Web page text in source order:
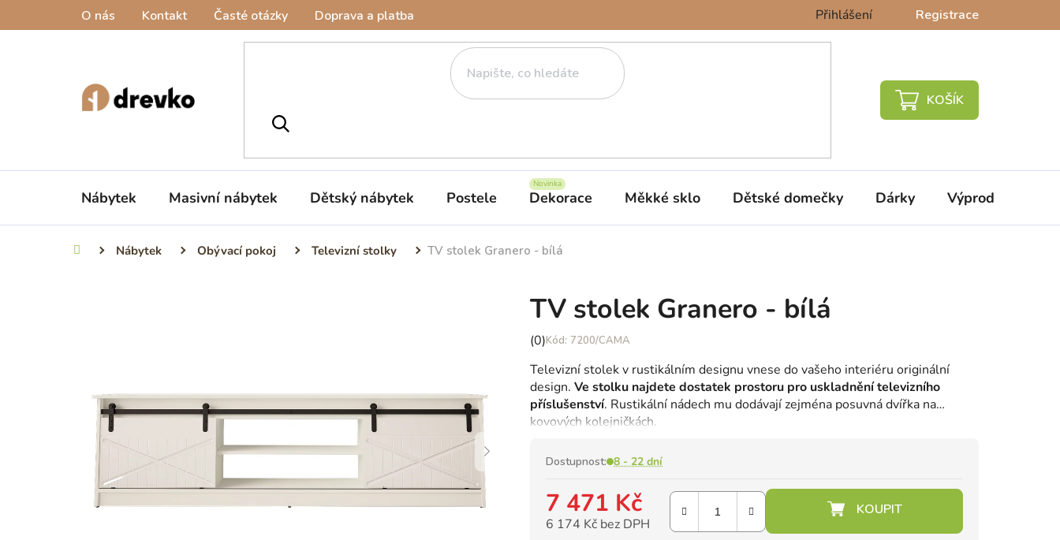
O nás Kontakt Časté otázky Doprava a platba Přihlášení Registrace
NÁKUPNÍ
Nábytek Masivní nábytek Dětský nábytek Postele Dekorace Měkké sklo Dětské domečky Dárky Výprodej %
Domů Nábytek Obývací pokoj Televizní stolky TV stolek Granero - bílá
TV stolek Granero - bílá
Průměrné
produktu
je
0,0
z
hvězdiček.
(0) 7200/CAMA
Televizní stolek v rustikálním designu vnese do vašeho interiéru originální
design. Ve stolku najdete dostatek prostoru pro uskladnění televizního
příslušenství. Rustikální nádech mu dodávají zejména posuvná dvířka na
kovových kolejničkách.
Dostupnost: 8 - 22 dní
7 471 Kč
6 174 Kč bez DPH